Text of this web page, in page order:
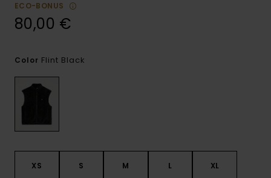
ECO-BONUS
80,00 €
Color Flint Black
XS S M L XL